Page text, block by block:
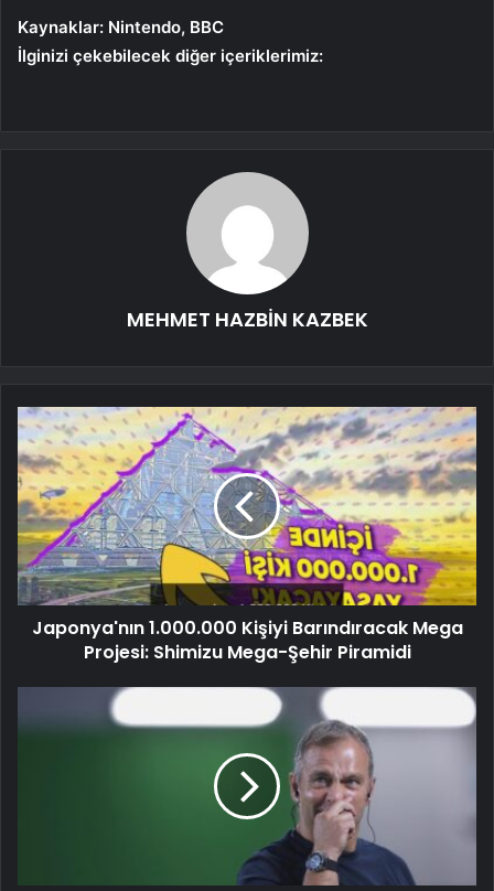
Kaynaklar: Nintendo, BBC
İlginizi çekebilecek diğer içeriklerimiz:
MEHMET HAZBİN KAZBEK
Japonya'nın 1.000.000 Kişiyi Barındıracak Mega
Projesi: Shimizu Mega-Şehir Piramidi